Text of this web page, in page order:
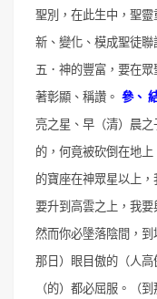
聖別，在此生中，聖
新、變化、模成聖徒
五．神的豐富，要在
著彰顯、稱讚。 參、
亮之星、早（清）晨
的，何竟被砍倒在地
的寶座在神眾星以上
要升到高雲之上，我
然而你必墬落陰間，到
那日）眼目傲的（人
（的）都必屈服。（